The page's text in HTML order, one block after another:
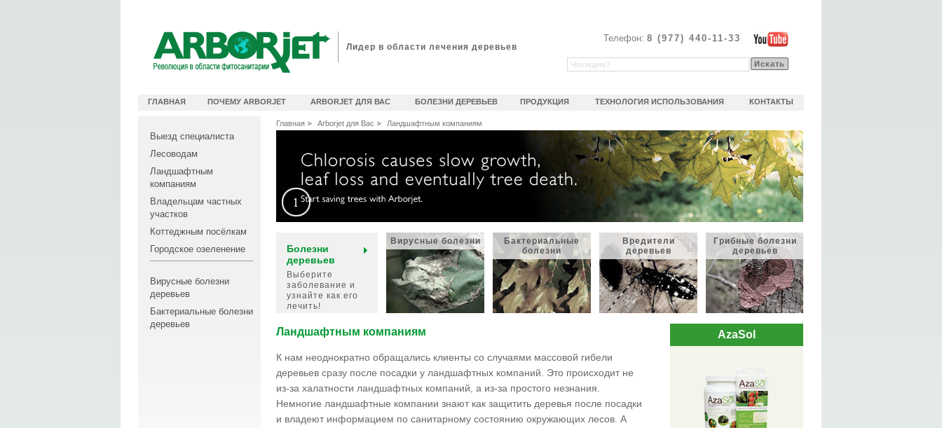
Лидер в области лечения деревьев
Телефон: 8 (977) 440-11-33
Официальный видеоканал Arborjet
Выезд специалиста
Лесоводам
Ландшафтным
компаниям
Владельцам частных
участков
Коттеджным посёлкам
Городское озеленение
Вирусные болезни
деревьев
Бактериальные болезни
деревьев
Главная Arborjet для Вас Ландшафтным компаниям
Болезни
деревьев
Выберите
заболевание и
узнайте как его
лечить!
Вирусные болезни
Бактериальные
болезни
Вредители
деревьев
Грибные болезни
деревьев
Ландшафтным компаниям
К нам неоднократно обращались клиенты со случаями массовой гибели
деревьев сразу после посадки у ландшафтных компаний. Это происходит не
из-за халатности ландшафтных компаний, а из-за простого незнания.
Немногие ландшафтные компании знают как защитить деревья после посадки
и владеют информацием по санитарному состоянию окружающих лесов. А
AzaSol
ГЛАВНАЯ ПОЧЕМУ ARBORJET ARBORJET ДЛЯ ВАС БОЛЕЗНИ ДЕРЕВЬЕВ ПРОДУКЦИЯ ТЕХНОЛОГИЯ ИСПОЛЬЗОВАНИЯ КОНТАКТЫ